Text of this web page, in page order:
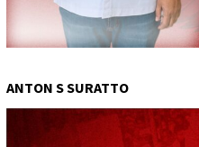
ANTON S SURATTO